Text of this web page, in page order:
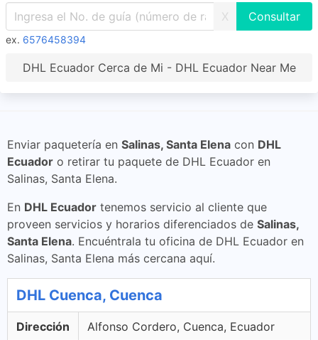
X
ex. 6576458394
DHL Ecuador Cerca de Mi - DHL Ecuador Near Me
Enviar paquetería en Salinas, Santa Elena con DHL
Ecuador o retirar tu paquete de DHL Ecuador en
Salinas, Santa Elena.
En DHL Ecuador tenemos servicio al cliente que
proveen servicios y horarios diferenciados de Salinas,
Santa Elena. Encuéntrala tu oficina de DHL Ecuador en
Salinas, Santa Elena más cercana aquí.
DHL Cuenca, Cuenca
Dirección Alfonso Cordero, Cuenca, Ecuador